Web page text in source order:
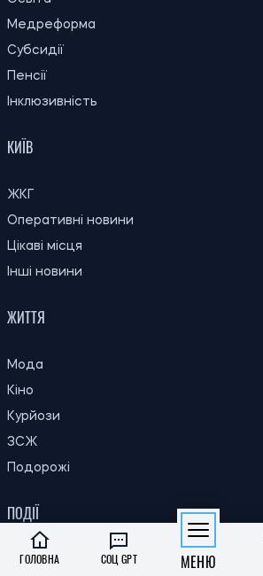
Освіта
Медреформа
Інклюзивність
Оперативні новини
Кіно
Подорожі
ПОДІЇ
ГОЛОВНА СОЦ GPT МЕНЮ